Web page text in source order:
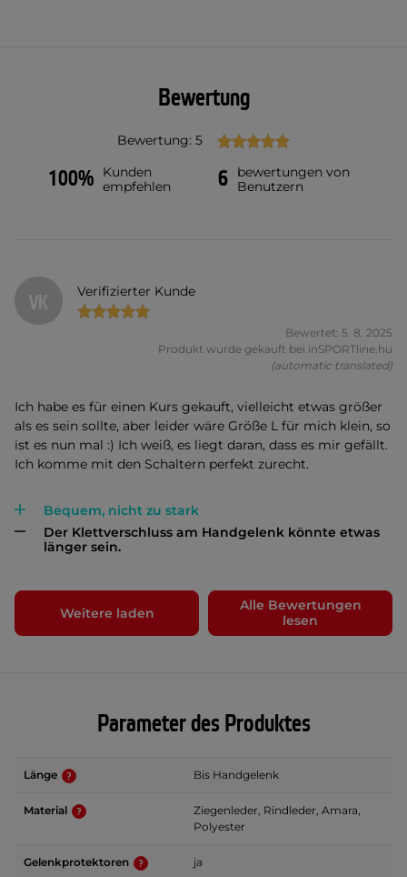
Bewertung
Bewertung: 5
100%
Kunden
empfehlen
6
bewertungen von
Benutzern
VK Verifizierter Kunde
Bewertet: 5. 8. 2025
Produkt wurde gekauft bei inSPORTline.hu
(automatic translated)
Ich habe es für einen Kurs gekauft, vielleicht etwas größer
als es sein sollte, aber leider wäre Größe L für mich klein, so
ist es nun mal :) Ich weiß, es liegt daran, dass es mir gefällt.
Ich komme mit den Schaltern perfekt zurecht.
Bequem, nicht zu stark
Der Klettverschluss am Handgelenk könnte etwas
länger sein.
Weitere laden
Alle Bewertungen
lesen
Parameter des Produktes
Länge Bis Handgelenk
Material
Ziegenleder, Rindleder, Amara,
Polyester
Gelenkprotektoren ja